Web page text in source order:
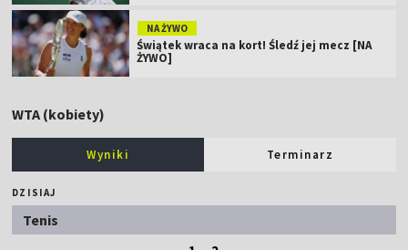
NA ŻYWO
Świątek wraca na kort! Śledź jej mecz [NA
ŻYWO]
WTA (kobiety)
Wyniki Terminarz
DZISIAJ
Tenis